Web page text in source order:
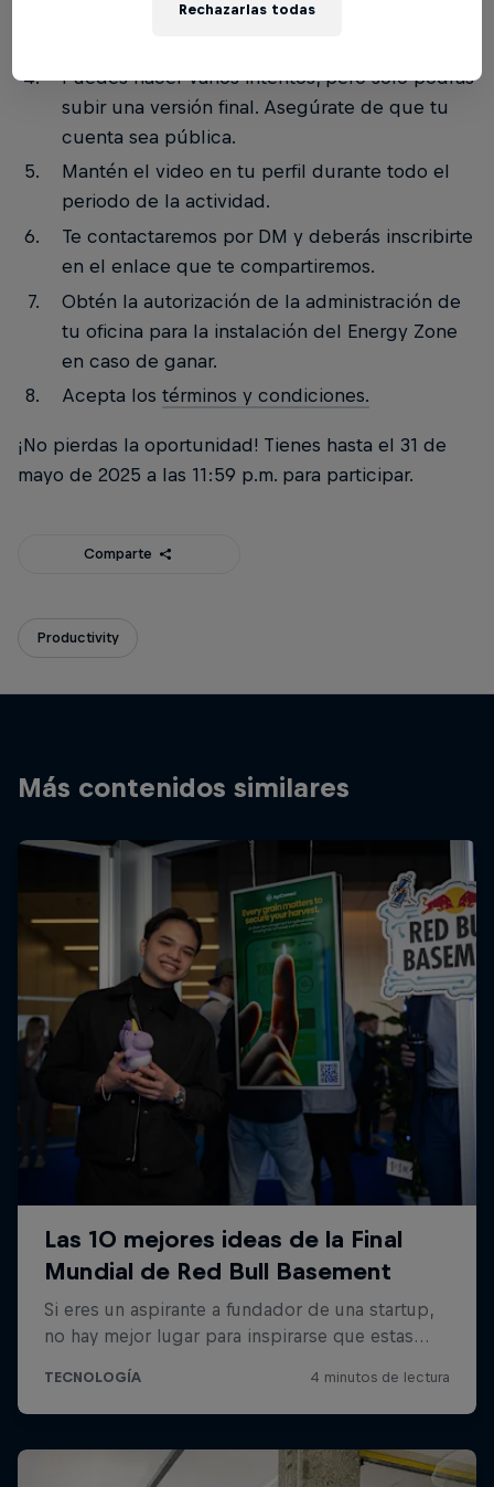
"afterlunch" en tu oficina. Etiquétanos en
Puedes hacer varios intentos, pero solo podrás
subir una versión final. Asegúrate de que tu
cuenta sea pública.
Mantén el video en tu perfil durante todo el
periodo de la actividad.
Te contactaremos por DM y deberás inscribirte
en el enlace que te compartiremos.
Obtén la autorización de la administración de
tu oficina para la instalación del Energy Zone
en caso de ganar.
Acepta los términos y condiciones.
¡No pierdas la oportunidad! Tienes hasta el 31 de
mayo de 2025 a las 11:59 p.m. para participar.
Comparte
Productivity
Más contenidos similares
Rechazarlas todas